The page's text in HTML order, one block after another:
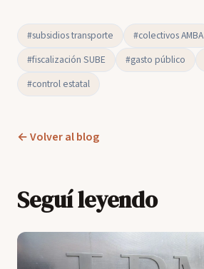
#subsidios transporte
#colectivos AMBA
#fiscalización SUBE
#gasto público
#control estatal
← Volver al blog
Seguí leyendo